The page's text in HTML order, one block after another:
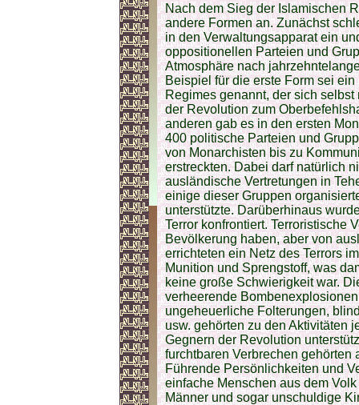
Nach dem Sieg der Islamischen
andere Formen an. Zunächst
in den Verwaltungsapparat ein
oppositionellen Parteien und
Atmosphäre nach
Beispiel für die erste Form sei
Regimes genannt, der sich
der Revolution zum
anderen gab es in den ersten
400 politische Parteien und
von Monarchisten bis zu
erstreckten. Dabei darf natürlich
ausländische Vertretungen in
einige dieser Gruppen
unterstützte. Darüberhinaus
Terror konfrontiert. Terroristische
Bevölkerung haben, aber von
errichteten ein Netz des Terrors
Munition und Sprengstoff, was
keine große Schwierigkeit war.
verheerende
ungeheuerliche Folterungen,
usw. gehörten zu den Aktivitäten
Gegnern der Revolution
furchtbaren Verbrechen
Führende Persönlichkeiten und
einfache Menschen aus dem
Männer und sogar unschuldige